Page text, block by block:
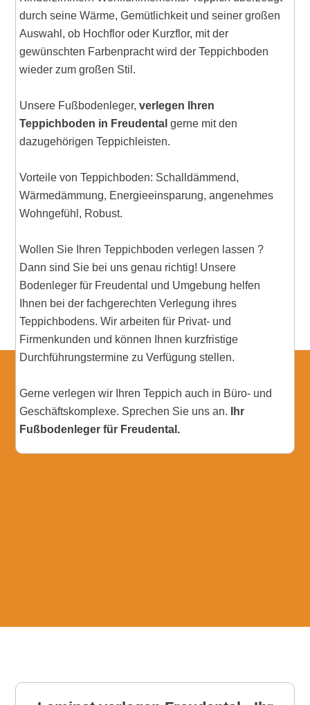
durch seine Wärme, Gemütlichkeit und seiner großen
Auswahl, ob Hochflor oder Kurzflor, mit der
gewünschten Farbenpracht wird der Teppichboden
wieder zum großen Stil.
Unsere Fußbodenleger,verlegen Ihren
Teppichboden in Freudental gerne mit den
dazugehörigen Teppichleisten.
Vorteile von Teppichboden: Schalldämmend,
Wärmedämmung, Energieeinsparung, angenehmes
Wohngefühl, Robust.
Wollen Sie Ihren Teppichboden verlegen lassen ?
Dann sind Sie bei uns genau richtig! Unsere
Bodenleger für Freudental und Umgebung helfen
Ihnen bei der fachgerechten Verlegung ihres
Teppichbodens. Wir arbeiten für Privat- und
Firmenkunden und können Ihnen kurzfristige
Durchführungstermine zu Verfügung stellen.
Gerne verlegen wir Ihren Teppich auch in Büro- und
Geschäftskomplexe. Sprechen Sie uns an.
Ihr
Fußbodenleger für Freudental.